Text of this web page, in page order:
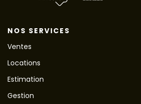
NOS SERVICES
Ventes
Locations
Estimation
Gestion